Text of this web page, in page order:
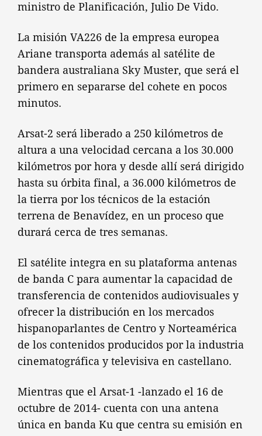
ministro de Planificación, Julio De Vido.
La misión VA226 de la empresa europea
Ariane transporta además al satélite de
bandera australiana Sky Muster, que será el
primero en separarse del cohete en pocos
minutos.
Arsat-2 será liberado a 250 kilómetros de
altura a una velocidad cercana a los 30.000
kilómetros por hora y desde allí será dirigido
hasta su órbita final, a 36.000 kilómetros de
la tierra por los técnicos de la estación
terrena de Benavídez, en un proceso que
durará cerca de tres semanas.
El satélite integra en su plataforma antenas
de banda C para aumentar la capacidad de
transferencia de contenidos audiovisuales y
ofrecer la distribución en los mercados
hispanoparlantes de Centro y Norteamérica
de los contenidos producidos por la industria
cinematográfica y televisiva en castellano.
Mientras que el Arsat-1 -lanzado el 16 de
octubre de 2014- cuenta con una antena
única en banda Ku que centra su emisión en